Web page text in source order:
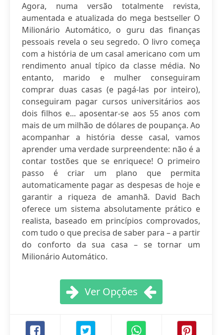
Agora, numa versão totalmente revista,
aumentada e atualizada do mega bestseller O
Milionário Automático, o guru das finanças
pessoais revela o seu segredo. O livro começa
com a história de um casal americano com um
rendimento anual típico da classe média. No
entanto, marido e mulher conseguiram
comprar duas casas (e pagá-las por inteiro),
conseguiram pagar cursos universitários aos
dois filhos e... aposentar-se aos 55 anos com
mais de um milhão de dólares de poupança. Ao
acompanhar a história desse casal, vamos
aprender uma verdade surpreendente: não é a
contar tostões que se enriquece! O primeiro
passo é criar um plano que permita
automaticamente pagar as despesas de hoje e
garantir a riqueza de amanhã. David Bach
oferece um sistema absolutamente prático e
realista, baseado em princípios comprovados,
com tudo o que precisa de saber para – a partir
do conforto da sua casa – se tornar um
Milionário Automático.
Ver Opções